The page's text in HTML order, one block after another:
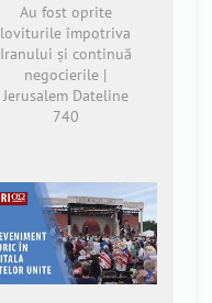
Au fost oprite
loviturile împotriva
Iranului și continuă
negocierile |
Jerusalem Dateline
740